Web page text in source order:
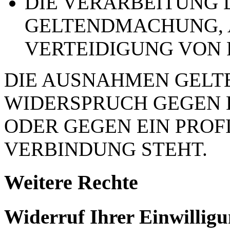
VERTEIDIGUNG VON
DIE AUSNAHMEN
WIDERSPRUCH
ODER GEGEN EIN
VERBINDUNG STEHT.
Weitere Rechte
Widerruf Ihrer